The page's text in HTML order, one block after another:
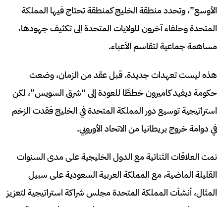
الأوسع”، وتحدد منطقة الخليج كمنطقة تحتاج فيها المملكة
المتحدة وحلفاء آخرون للولايات المتحدة إلى تكثيف جهودها،
مساهمة جماعية لتقاسم الأعباء.
هذه ليست تعهدات جديدة. قبل عقد من الزمان، وضعت
حكومة ديفيد كاميرون خططًا للعودة إلى “شرق السويس”، لكن
استراتيجية توسيع دور المملكة المتحدة في الخليج فقدت الزخم
في دوامة خروج بريطانيا من الاتحاد الأوروبي.
نمت العلاقات الثنائية مع الدول الخليجية على مدى السنوات
القليلة الماضية، مع المملكة العربية السعودية على سبيل
المثال، أنشأت المملكة المتحدة مجلس شراكة استراتيجية لتعزيز